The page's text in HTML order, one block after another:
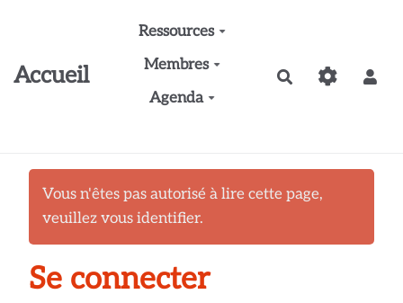
Aller au contenu principal
Accueil
Ressources
Membres
Agenda
Rechercher
Vous n'êtes pas autorisé à lire cette page,
veuillez vous identifier.
Se connecter